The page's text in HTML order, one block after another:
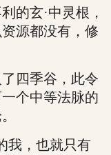
玄·中灵根，
源都没有，修
四季谷，此令
个中等法脉的
，也就只有